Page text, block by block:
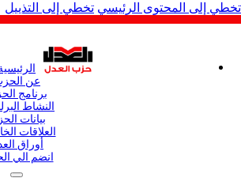
المحتوى الرئيسي تخطي إلى التذييل
الرئيسية
عن الحزب
برنامج الحزب
النشاط البرلماني
بيانات الحزب
العلاقات الخارجية
أوراق العدل
انضم الي الحزب